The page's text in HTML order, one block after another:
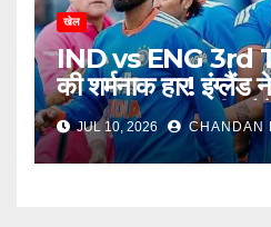
खेल
IND vs ENG 3rd
की शर्मनाक हार!
उड़ाया भारत, अब टीम
बड़े सवाल
JUL 10, 2026 CHANDAN